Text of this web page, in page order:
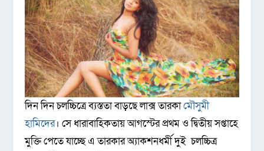
দিন দিন চলচ্চিত্রে ব্যস্ততা বাড়ছে লাক্স তারকামৌসুমী
হামিদের। সে ধারাবাহিকতায় আগস্টের প্রথম ও দ্বিতীয় সপ্তাহে
মুক্তি পেতে যাচ্ছে এ তারকার অ্যাকশনধর্মী দুই চলচ্চিত্র